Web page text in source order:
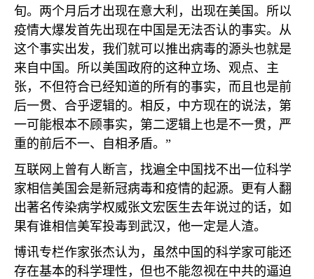
旬。两个月后才出现在意大利，出现在美国。所以
疫情大爆发首先出现在中国是无法否认的事实。从
这个事实出发，我们就可以推出病毒的源头也就是
来自中国。所以美国政府的这种立场、观点、主
张，不但符合已经知道的所有的事实，而且也是前
后一贯、合乎逻辑的。相反，中方现在的说法，第
一可能根本不顾事实，第二逻辑上也是不一贯，严
重的前后不一、自相矛盾。”
互联网上曾有人断言，找遍全中国找不出一位科学
家相信美国会是新冠病毒和疫情的起源。更有人翻
出著名传染病学权威张文宏医生去年说过的话，如
果有谁相信美军投毒到武汉，他一定是人渣。
博讯专栏作家张杰认为，虽然中国的科学家可能还
存在基本的科学理性，但也不能忽视在中共的逼迫